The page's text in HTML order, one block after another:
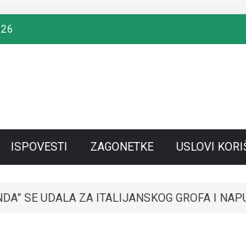
ISPOVESTI ZAGONETKE USLOVI
SE UDALA ZA ITALIJANSKOG GROFA I